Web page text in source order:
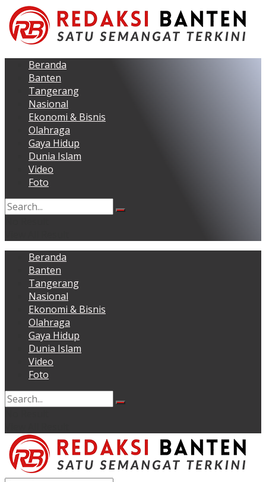
Beranda
Banten
Tangerang
Nasional
Ekonomi & Bisnis
Olahraga
Gaya Hidup
Dunia Islam
Video
Foto
Beranda
Banten
Tangerang
Nasional
Ekonomi & Bisnis
Olahraga
Gaya Hidup
Dunia Islam
Video
Foto